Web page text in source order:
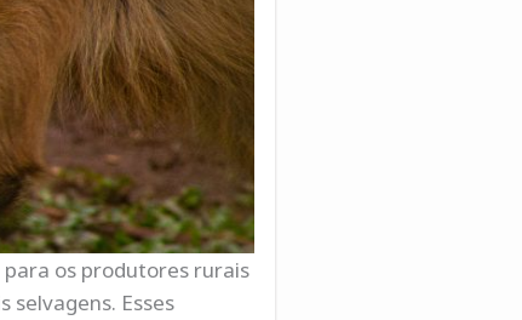
os produtores rurais
Esses